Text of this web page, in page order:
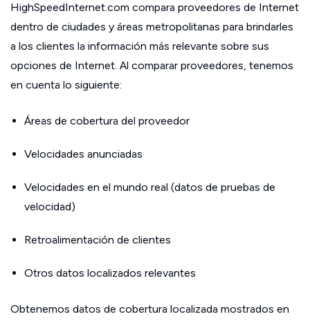
HighSpeedInternet.com compara proveedores de Internet
dentro de ciudades y áreas metropolitanas para brindarles
a los clientes la información más relevante sobre sus
opciones de Internet. Al comparar proveedores, tenemos
en cuenta lo siguiente:
Áreas de cobertura del proveedor
Velocidades anunciadas
Velocidades en el mundo real (datos de pruebas de
velocidad)
Retroalimentación de clientes
Otros datos localizados relevantes
Obtenemos datos de cobertura localizada mostrados en